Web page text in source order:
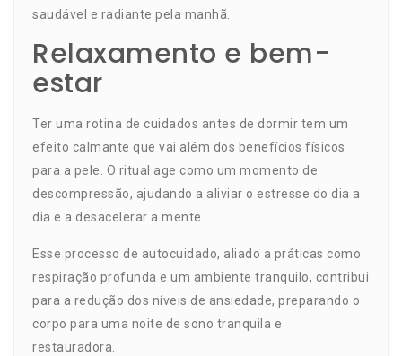
saudável e radiante pela manhã.
Relaxamento e bem-
estar
Ter uma rotina de cuidados antes de dormir tem um
efeito calmante que vai além dos benefícios físicos
para a pele. O ritual age como um momento de
descompressão, ajudando a aliviar o estresse do dia a
dia e a desacelerar a mente.
Esse processo de autocuidado, aliado a práticas como
respiração profunda e um ambiente tranquilo, contribui
para a redução dos níveis de ansiedade, preparando o
corpo para uma noite de sono tranquila e
restauradora.